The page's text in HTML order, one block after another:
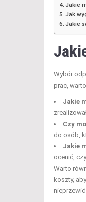
Jakie
Jak
Jakie
Wybór
prac,
Jakie
Czy
do osób,
Jakie
ocenić,
Warto
koszty,